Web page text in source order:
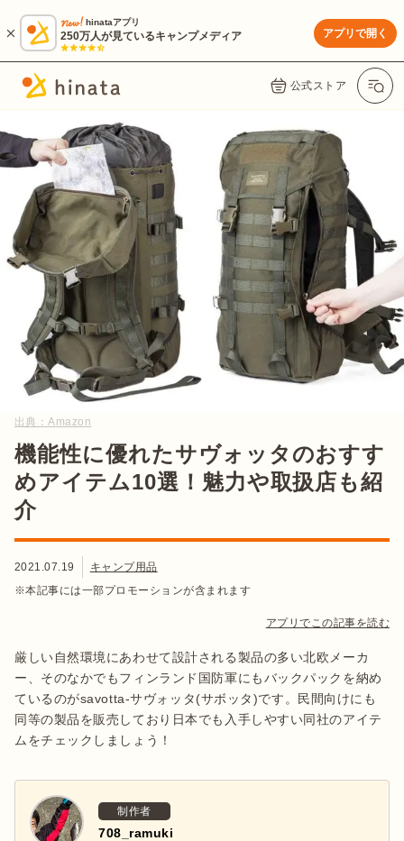
hinataアプリ
250万人が見ているキャンプメディア アプリで開く
公式ストア
出典：Amazon
機能性に優れたサヴォッタのおすす
めアイテム10選！魅力や取扱店も紹
介
2021.07.19
キャンプ用品
※本記事には一部プロモーションが含まれます
アプリでこの記事を読む
厳しい自然環境にあわせて設計される製品の多い北欧メーカ
ー、そのなかでもフィンランド国防軍にもバックパックを納め
ているのがsavotta-サヴォッタ(サボッタ)です。民間向けにも
同等の製品を販売しており日本でも入手しやすい同社のアイテ
ムをチェックしましょう！
制作者
708_ramuki